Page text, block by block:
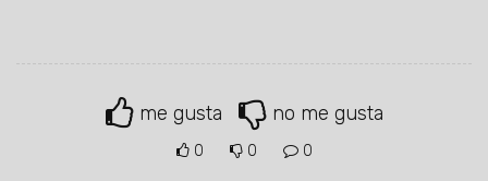
me gusta no me gusta
0 0 0